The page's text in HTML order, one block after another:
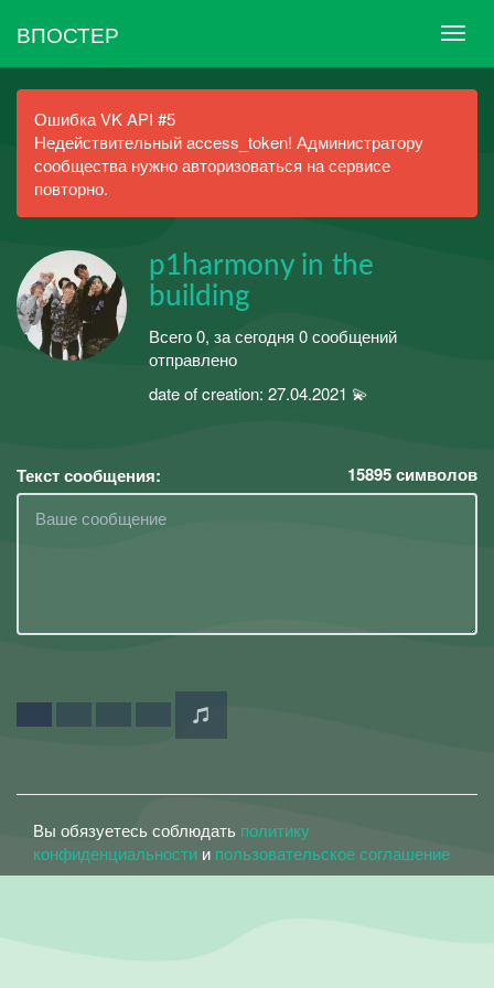
ВПОСТЕР
Ошибка VK API #5
Недействительный access_token! Администратору
сообщества нужно авторизоваться на сервисе
повторно.
p1harmony in the
building
Всего 0, за сегодня 0 сообщений
отправлено
date of creation: 27.04.2021 💫
Текст сообщения: 15895символов
Вы обязуетесь соблюдать политику
конфиденциальности и пользовательское соглашение